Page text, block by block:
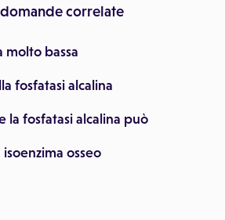
correlate
molto bassa
fosfatasi alcalina
la fosfatasi alcalina può
osseo